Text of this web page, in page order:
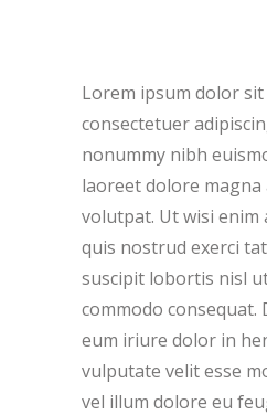
Lorem ipsum dolor sit
consectetuer
nonummy nibh
laoreet dolore
volutpat. Ut wisi enim
quis nostrud exerci
suscipit lobortis nisl
commodo consequat.
eum iriure dolor in
vulputate velit esse
vel illum dolore eu